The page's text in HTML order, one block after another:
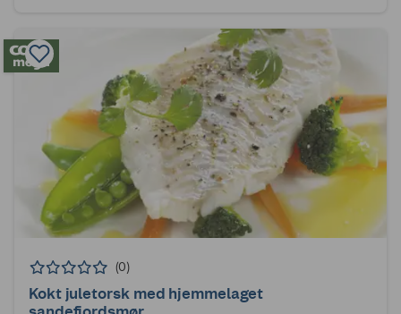
(0)
Kokt juletorsk med hjemmelaget